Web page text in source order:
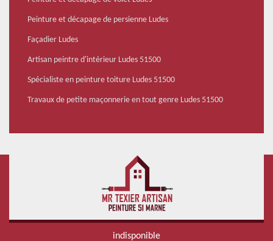
Peinture et décapage de persienne Ludes
Façadier Ludes
Artisan peintre d'intérieur Ludes 51500
Spécialiste en peinture toiture Ludes 51500
Travaux de petite maçonnerie en tout genre Ludes 51500
indisponible